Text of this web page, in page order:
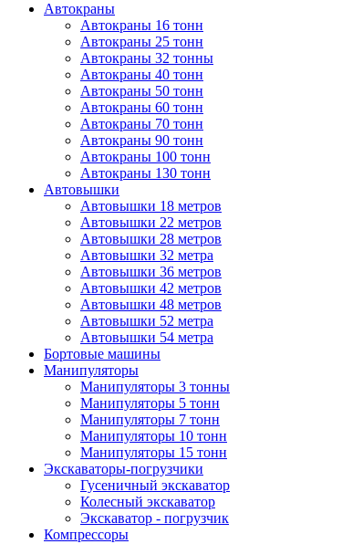
Автокраны
Автокраны 16 тонн
Автокраны 25 тонн
Автокраны 32 тонны
Автокраны 40 тонн
Автокраны 50 тонн
Автокраны 60 тонн
Автокраны 70 тонн
Автокраны 90 тонн
Автокраны 100 тонн
Автокраны 130 тонн
Автовышки
Автовышки 18 метров
Автовышки 22 метров
Автовышки 28 метров
Автовышки 32 метра
Автовышки 36 метров
Автовышки 42 метров
Автовышки 48 метров
Автовышки 52 метра
Автовышки 54 метра
Бортовые машины
Манипуляторы
Манипуляторы 3 тонны
Манипуляторы 5 тонн
Манипуляторы 7 тонн
Манипуляторы 10 тонн
Манипуляторы 15 тонн
Экскаваторы-погрузчики
Гусеничный экскаватор
Колесный экскаватор
Экскаватор - погрузчик
Компрессоры